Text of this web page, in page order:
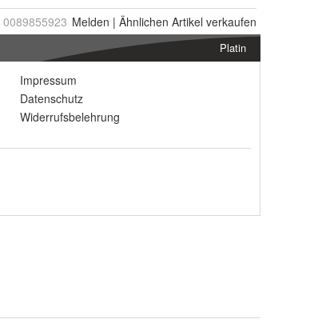
0089855923 Melden | Ähnlichen Artikel verkaufen
Platin
Impressum
Datenschutz
Widerrufsbelehrung